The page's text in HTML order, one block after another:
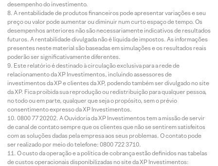
desempenho do investimento.
A rentabilidade de produtos financeiros pode apresentar variações e seu
preço ou valor pode aumentar ou diminuir num curto espaço de tempo. Os
desempenhos anteriores não são necessariamente indicativos de resultados
futuros. A rentabilidade divulgada não é líquida de impostos. As informações
presentes neste material são baseadas em simulações e os resultados reais
poderão ser significativamente diferentes.
Este relatório é destinado à circulação exclusiva para a rede de
relacionamento da XP Investimentos, incluindo assessores de
investimentos da XP e clientes da XP, podendo também ser divulgado no site
da XP. Fica proibida sua reprodução ou redistribuição para qualquer pessoa,
no todo ou em parte, qualquer que seja o propósito, sem o prévio
consentimento expresso da XP Investimentos.
0800 77 20202. A Ouvidoria da XP Investimentos tem a missão de servir
de canal de contato sempre que os clientes que não se sentirem satisfeitos
com as soluções dadas pela empresa aos seus problemas. O contato pode
ser realizado por meio do telefone: 0800 722 3710.
O custo da operação e a política de cobrança estão definidos nas tabelas
de custos operacionais disponibilizadas no site da XP Investimentos: